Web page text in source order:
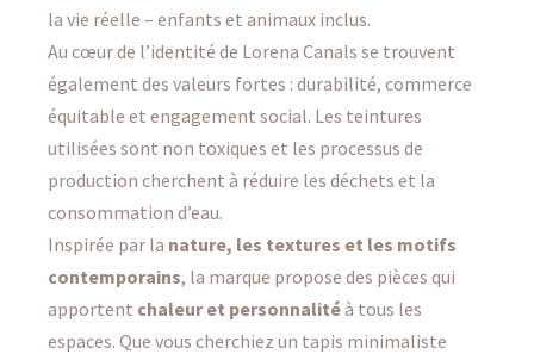
la vie réelle – enfants et animaux inclus.
Au cœur de l’identité de Lorena Canals se trouvent
également des valeurs fortes : durabilité, commerce
équitable et engagement social. Les teintures
utilisées sont non toxiques et les processus de
production cherchent à réduire les déchets et la
consommation d’eau.
Inspirée par la nature, les textures et les motifs
contemporains, la marque propose des pièces qui
apportent chaleur et personnalitéà tous les
espaces. Que vous cherchiez un tapis minimaliste